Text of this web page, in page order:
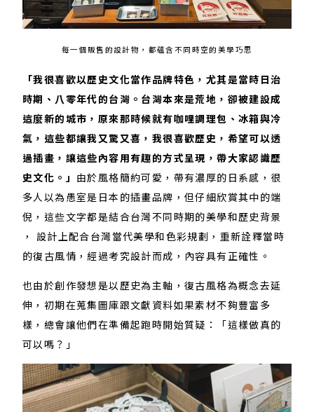
每一個販售的設計物，都蘊含不同時空的美學巧思
「我很喜歡以歷史文化當作品牌特色，尤其是當時日治
時期、八零年代的台灣。台灣本來是荒地，卻被建設成
這麼新的城市，原來那時候就有咖哩調理包、冰箱與冷
氣，這些都讓我又驚又喜，我很喜歡歷史，希望可以透
過插畫，讓這些內容用有趣的方式呈現，帶大家認識歷
史文化。」 由於風格簡約可愛，帶有濃厚的日系感，很
多人以為愚室是日本的插畫品牌，但仔細欣賞其中的端
倪，這些文字都是結合台灣不同時期的美學和歷史背景
， 設計上配合台灣當代美學和色彩規劃，重新詮釋當時
的復古風情，經過考究設計而成，內容具有正確性。
也由於創作發想是以歷史為主軸，復古風格為概念去延
伸，初期在蒐集圖庫跟文獻資料如果素材不夠豐富多
樣，總會讓他們在準備起跑時開始質疑：「這樣做真的
可以嗎？」